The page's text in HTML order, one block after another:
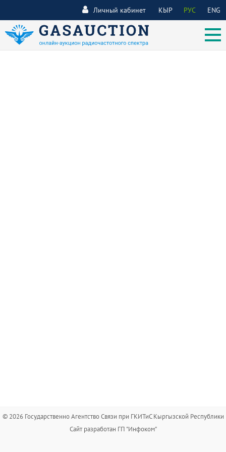
КЫР РУС ENG
Личный кабинет
© 2026 Государственно Агентство Связи при ГКИТиС Кыргызской Республики
Сайт разработан ГП "Инфоком"